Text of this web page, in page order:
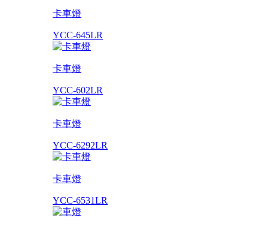
卡車燈
YCC-645LR
卡車燈
YCC-602LR
卡車燈
YCC-6292LR
卡車燈
YCC-6531LR